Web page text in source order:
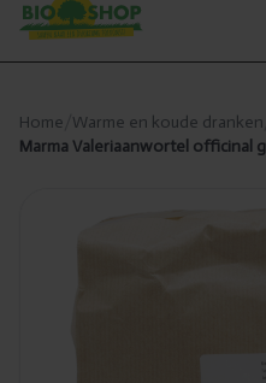
Home Warme en koude dranken
Marma Valeriaanwortel officinal